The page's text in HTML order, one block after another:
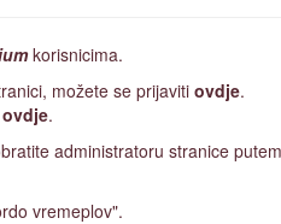
korisnicima.
možete se prijaviti ovdje.
ovdje.
administratoru stranice
vremeplov".